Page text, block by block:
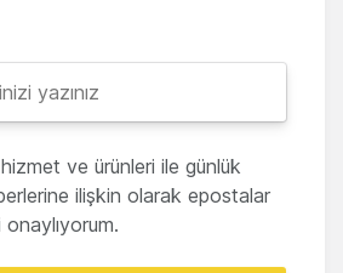
ve ürünleri ile günlük
ilişkin olarak epostalar